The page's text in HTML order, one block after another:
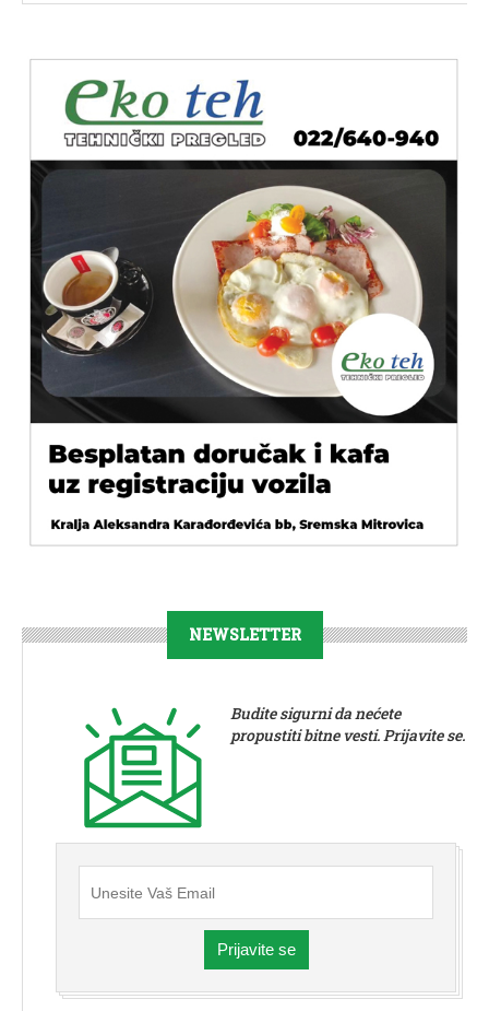
NEWSLETTER
Budite sigurni da nećete
propustiti bitne vesti. Prijavite se.
Prijavite se